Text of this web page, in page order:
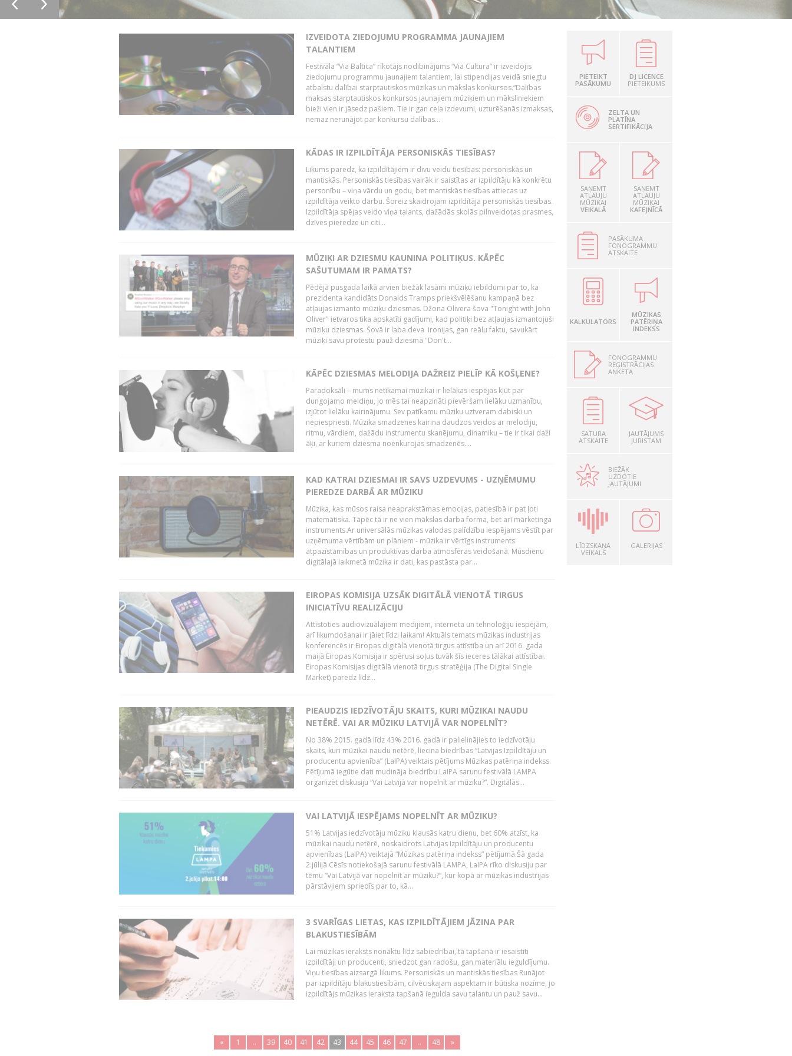
IZVEIDOTA ZIEDOJUMU PROGRAMMA JAUNAJIEM
TALANTIEM
Festivāla “Via Baltica” rīkotājs nodibinājums “Via Cultura” ir izveidojis
ziedojumu programmu jaunajiem talantiem, lai stipendijas veidā sniegtu
atbalstu dalībai starptautiskos mūzikas un mākslas konkursos.“Dalības
maksas starptautiskos konkursos jaunajiem mūziķiem un māksliniekiem
bieži vien ir jāsedz pašiem. Tie ir gan ceļa izdevumi, uzturēšanās izmaksas,
nemaz nerunājot par konkursu dalības...
KĀDAS IR IZPILDĪTĀJA PERSONISKĀS TIESĪBAS?
Likums paredz, ka izpildītājiem ir divu veidu tiesības: personiskās un
mantiskās. Personiskās tiesības vairāk ir saistītas ar izpildītāju kā konkrētu
personību – viņa vārdu un godu, bet mantiskās tiesības attiecas uz
izpildītāja veikto darbu. Šoreiz skaidrojam izpildītāja personiskās tiesības.
Izpildītāja spējas veido viņa talants, dažādās skolās pilnveidotas prasmes,
dzīves pieredze un citi...
MŪZIĶI AR DZIESMU KAUNINA POLITIĶUS. KĀPĒC
SAŠUTUMAM IR PAMATS?
Pēdējā pusgada laikā arvien biežāk lasāmi mūziķu iebildumi par to, ka
prezidenta kandidāts Donalds Tramps priekšvēlēšanu kampaņā bez
atļaujas izmanto mūziķu dziesmas. Džona Olivera šova "Tonight with John
Oliver" ietvaros tika apskatīti gadījumi, kad politiķi bez atļaujas izmantojuši
mūziķu dziesmas. Šovā ir laba deva ironijas, gan reālu faktu, savukārt
mūziķi savu protestu pauž dziesmā "Don't...
KĀPĒC DZIESMAS MELODIJA DAŽREIZ PIELĪP KĀ KOŠĻENE?
Paradoksāli – mums netīkamai mūzikai ir lielākas iespējas kļūt par
dungojamo meldiņu, jo mēs tai neapzināti pievēršam lielāku uzmanību,
izjūtot lielāku kairinājumu. Sev patīkamu mūziku uztveram dabiski un
nepiespriesti. Mūzika smadzenes kairina daudzos veidos ar melodiju,
ritmu, vārdiem, dažādu instrumentu skanējumu, dinamiku – tie ir tikai daži
āķi, ar kuriem dziesma noenkurojas smadzenēs....
KAD KATRAI DZIESMAI IR SAVS UZDEVUMS - UZŅĒMUMU
PIEREDZE DARBĀ AR MŪZIKU
Mūzika, kas mūsos raisa neaprakstāmas emocijas, patiesībā ir pat ļoti
matemātiska. Tāpēc tā ir ne vien mākslas darba forma, bet arī mārketinga
instruments.Ar universālās mūzikas valodas palīdzību iespējams vēstīt par
uzņēmuma vērtībām un plāniem - mūzika ir vērtīgs instruments
atpazīstamības un produktīvas darba atmosfēras veidošanā. Mūsdienu
digitālajā laikmetā mūzika ir dati, kas pastāsta par...
EIROPAS KOMISIJA UZSĀK DIGITĀLĀ VIENOTĀ TIRGUS
INICIATĪVU REALIZĀCIJU
Attīstoties audiovizuālajiem medijiem, interneta un tehnoloģiju iespējām,
arī likumdošanai ir jāiet līdzi laikam! Aktuāls temats mūzikas industrijas
konferencēs ir Eiropas digitālā vienotā tirgus attīstība un arī 2016. gada
maijā Eiropas Komisija ir spērusi soļus tuvāk šīs ieceres tālākai attīstībai.
Eiropas Komisijas digitālā vienotā tirgus stratēģija (The Digital Single
Market) paredz līdz...
PIEAUDZIS IEDZĪVOTĀJU SKAITS, KURI MŪZIKAI NAUDU
NETĒRĒ. VAI AR MŪZIKU LATVIJĀ VAR NOPELNĪT?
No 38% 2015. gadā līdz 43% 2016. gadā ir palielinājies to iedzīvotāju
skaits, kuri mūzikai naudu netērē, liecina biedrības “Latvijas Izpildītāju un
producentu apvienība” (LaIPA) veiktais pētījums Mūzikas patēriņa indekss.
Pētījumā iegūtie dati mudināja biedrību LaIPA sarunu festivālā LAMPA
organizēt diskusiju “Vai Latvijā var nopelnīt ar mūziku?”. Digitālās...
VAI LATVIJĀ IESPĒJAMS NOPELNĪT AR MŪZIKU?
51% Latvijas iedzīvotāju mūziku klausās katru dienu, bet 60% atzīst, ka
mūzikai naudu netērē, noskaidrots Latvijas Izpildītāju un producentu
apvienības (LaIPA) veiktajā “Mūzikas patēriņa indekss” pētījumā.Šā gada
2.jūlijā Cēsīs notiekošajā sarunu festivālā LAMPA, LaIPA rīko diskusiju par
tēmu “Vai Latvijā var nopelnīt ar mūziku?”, kur kopā ar mūzikas industrijas
pārstāvjiem spriedīs par to, kā...
3 SVARĪGAS LIETAS, KAS IZPILDĪTĀJIEM JĀZINA PAR
BLAKUSTIESĪBĀM
Lai mūzikas ieraksts nonāktu līdz sabiedrībai, tā tapšanā ir iesaistīti
izpildītāji un producenti, sniedzot gan radošu, gan materiālu ieguldījumu.
Viņu tiesības aizsargā likums. Personiskās un mantiskās tiesības Runājot
par izpildītāju blakustiesībām, cilvēciskajam aspektam ir būtiska nozīme, jo
izpildītājs mūzikas ieraksta tapšanā iegulda savu talantu un pauž savu...
« 1 .. 39 40 41 42 43 44 45 46 47 .. 48 »
PIETEIKT
PASĀKUMU
DJ LICENCE
PIETEIKUMS
ZELTA UN
PLATĪNA
SERTIFIKĀCIJA
SAŅEMT
ATĻAUJU
MŪZIKAI
VEIKALĀ
SAŅEMT
ATĻAUJU
MŪZIKAI
KAFEJNĪCĀ
PASĀKUMA
FONOGRAMMU
ATSKAITE
KALKULATORS
MŪZIKAS
PATĒRIŅA
INDEKSS
FONOGRAMMU
REĢISTRĀCIJAS
ANKETA
SATURA
ATSKAITE
JAUTĀJUMS
JURISTAM
BIEŽĀK
UZDOTIE
JAUTĀJUMI
LĪDZSKAŅA
VEIKALS
GALERIJAS